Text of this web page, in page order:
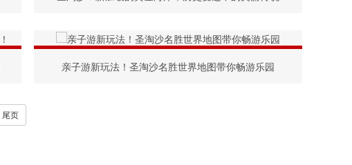
亲子游新玩法！圣淘沙名胜世界地图带你畅游乐园
尾页